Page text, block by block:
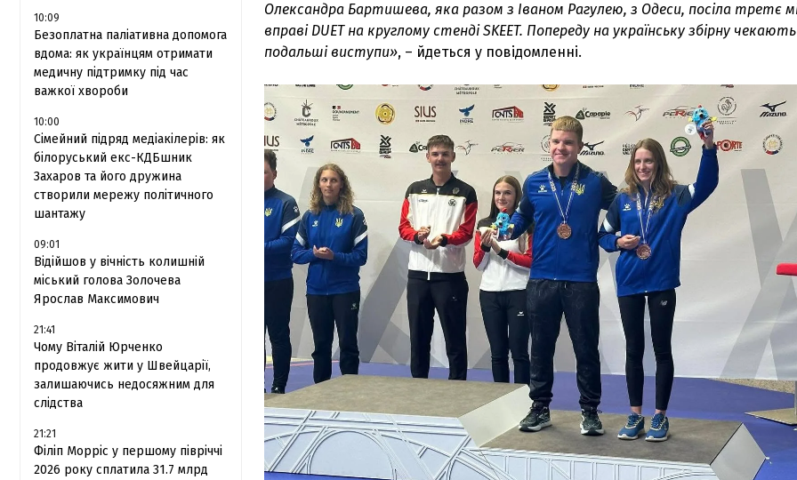
10:09
Безоплатна паліативна допомога
вдома: як українцям отримати
медичну підтримку під час
важкої хвороби
10:00
Сімейний підряд медіакілерів: як
білоруський екс-КДБшник
Захаров та його дружина
створили мережу політичного
шантажу
09:01
Відійшов у вічність колишній
міський голова Золочева
Ярослав Максимович
21:41
Чому Віталій Юрченко
продовжує жити у Швейцарії,
залишаючись недосяжним для
слідства
21:21
Філіп Морріс у першому півріччі
2026 року сплатила 31.7 млрд
Олександра Бартишева, яка разом з Іваном Рагулею, з Одеси, посіла третє
вправі DUET на круглому стенді SKEET. Попереду на українську збірну чекають
подальші виступи», – йдеться у повідомленні.